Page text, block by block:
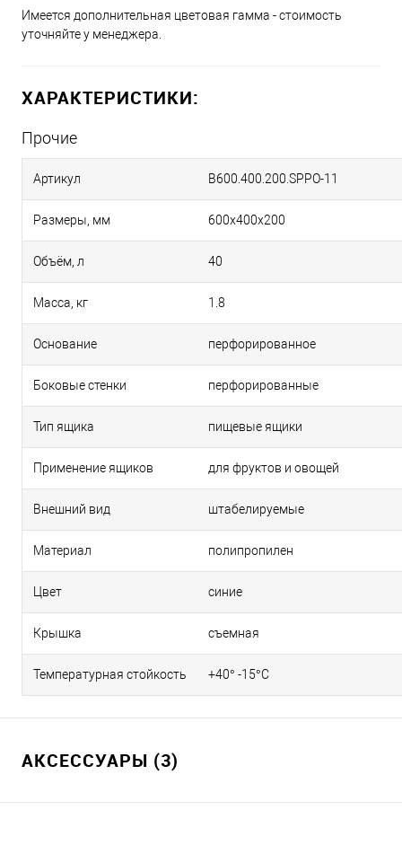
Имеется дополнительная цветовая гамма - стоимость
уточняйте у менеджера.
ХАРАКТЕРИСТИКИ:
Прочие
Артикул B600.400.200.SPPO-11
Размеры, мм 600х400х200
Объём, л 40
Масса, кг 1.8
Основание перфорированное
Боковые стенки перфорированные
Тип ящика пищевые ящики
Применение ящиков для фруктов и овощей
Внешний вид штабелируемые
Материал полипропилен
Цвет синие
Крышка съемная
Температурная стойкость +40° -15°С
АКСЕССУАРЫ (3)